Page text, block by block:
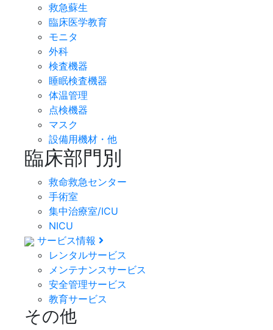
救急蘇生
臨床医学教育
モニタ
外科
検査機器
睡眠検査機器
体温管理
点検機器
マスク
設備用機材・他
臨床部門別
救命救急センター
手術室
集中治療室/ICU
NICU
サービス情報
レンタルサービス
メンテナンスサービス
安全管理サービス
教育サービス
その他